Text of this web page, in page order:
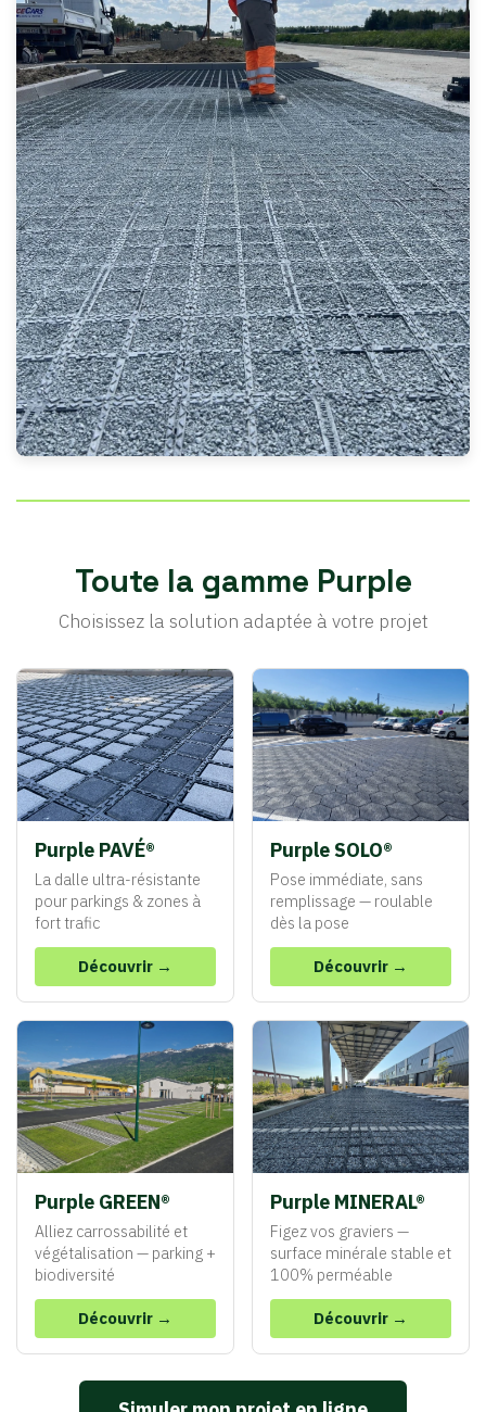
Toute la gamme Purple
Choisissez la solution adaptée à votre projet
Purple PAVÉ®
La dalle ultra-résistante
pour parkings & zones à
fort trafic
Découvrir →
Purple SOLO®
Pose immédiate, sans
remplissage — roulable
dès la pose
Découvrir →
Purple GREEN®
Alliez carrossabilité et
végétalisation — parking +
biodiversité
Découvrir →
Purple MINERAL®
Figez vos graviers —
surface minérale stable et
100% perméable
Découvrir →